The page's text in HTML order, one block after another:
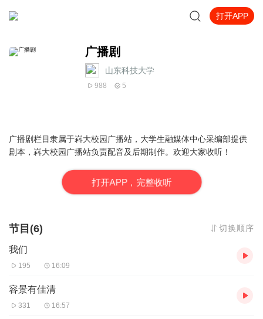
打开APP
广播剧
山东科技大学
988 5
广播剧栏目隶属于嵙大校园广播站，大学生融媒体中心采编部提供
剧本，嵙大校园广播站负责配音及后期制作。欢迎大家收听！
打开APP，完整收听
节目(6) 切换顺序
我们
195 16:09
容景有佳清
331 16:57